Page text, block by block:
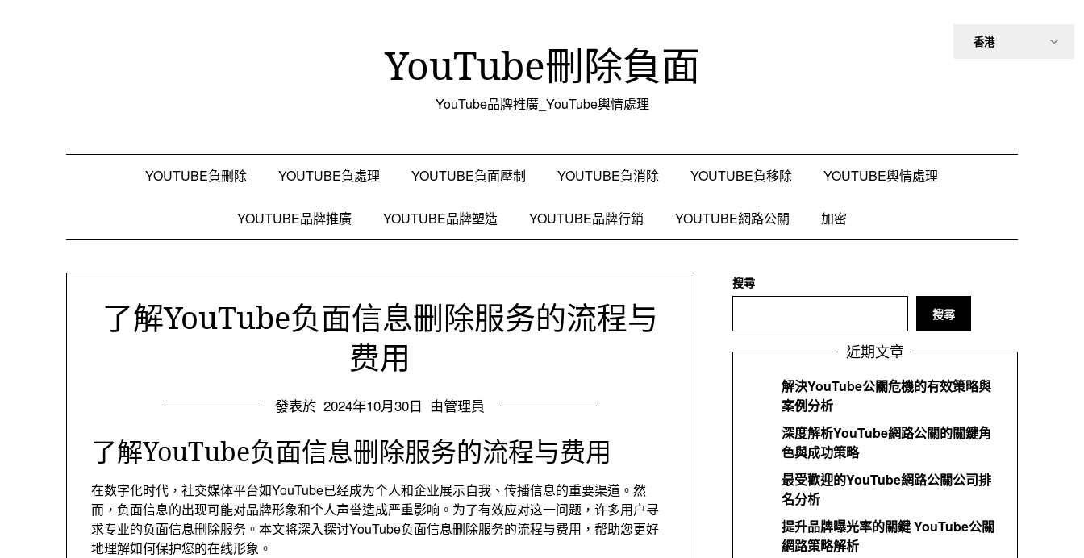
YouTube刪除負面
YouTube品牌推廣_YouTube輿情處理
YOUTUBE負刪除 YOUTUBE負處理 YOUTUBE負面壓制 YOUTUBE負消除 YOUTUBE負移除 YOUTUBE輿情處理
YOUTUBE品牌推廣 YOUTUBE品牌塑造 YOUTUBE品牌行銷 YOUTUBE網路公關 加密
了解YouTube负面信息删除服务的流程与
费用
發表於 2024年10月30日 由管理員
了解YouTube负面信息删除服务的流程与费用
在数字化时代 ， 社交媒体平台如YouTube已经成为个人和企业展示自我 、 传播信息的重要渠道 。然
而， 负面信息的出现可能对品牌形象和个人声誉造成严重影响 。 为了有效应对这一问题 ， 许多用户寻
求专业的负面信息删除服务 。 本文将深入探讨YouTube负面信息删除服务的流程与费用 ， 帮助您更好
地理解如何保护您的在线形象 。
搜尋
搜尋
近期文章
解決YouTube公關危機的有效策略與
案例分析
深度解析YouTube網路公關的關鍵角
色與成功策略
最受歡迎的YouTube網路公關公司排
名分析
提升品牌曝光率的關鍵 YouTube公關
網路策略解析